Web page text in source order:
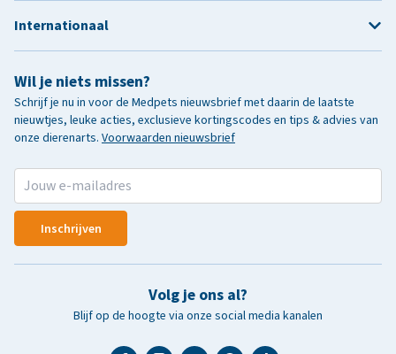
Wil je niets missen?
Schrijf je nu in voor de Medpets nieuwsbrief met daarin de laatste
nieuwtjes, leuke acties, exclusieve kortingscodes en tips & advies van
onze dierenarts. Voorwaarden nieuwsbrief
Inschrijven
Volg je ons al?
Blijf op de hoogte via onze social media kanalen
Internationaal